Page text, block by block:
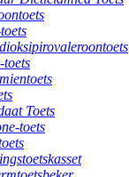
toets
Toets
toets